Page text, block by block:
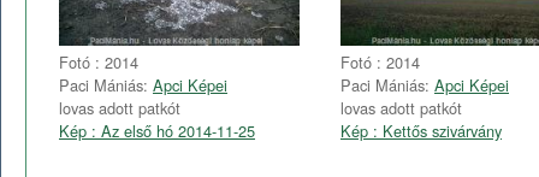
Fotó : 2014
Paci Mániás: Apci Képei
lovas adott patkót
Kép : Az első hó 2014-11-25
Fotó : 2014
Paci Mániás: Apci Képei
lovas adott patkót
Kép : Kettős szivárvány